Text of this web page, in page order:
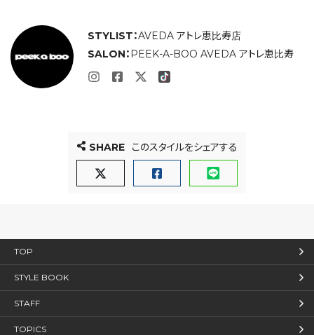
STYLIST：AVEDA アトレ恵比寿店
SALON： PEEK-A-BOO AVEDA アトレ恵比寿
SHARE このスタイルをシェアする
TOP
STYLE BOOK
STAFF
TOPICS